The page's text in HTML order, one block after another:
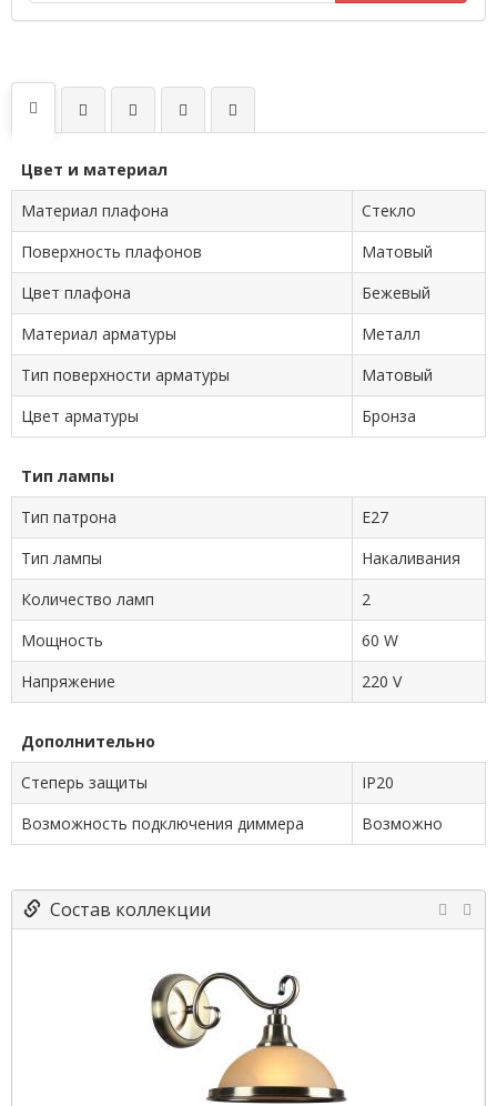
Цвет и материал
Материал плафона
Стекло
Поверхность плафонов
Матовый
Цвет плафона
Бежевый
Материал арматуры
Металл
Тип поверхности арматуры
Матовый
Цвет арматуры
Бронза
Тип лампы
Тип патрона
E27
Тип лампы
Накаливания
Количество ламп
2
Мощность
60 W
Напряжение
220 V
Дополнительно
Степерь защиты
IP20
Возможность подключения диммера
Возможно
Состав коллекции